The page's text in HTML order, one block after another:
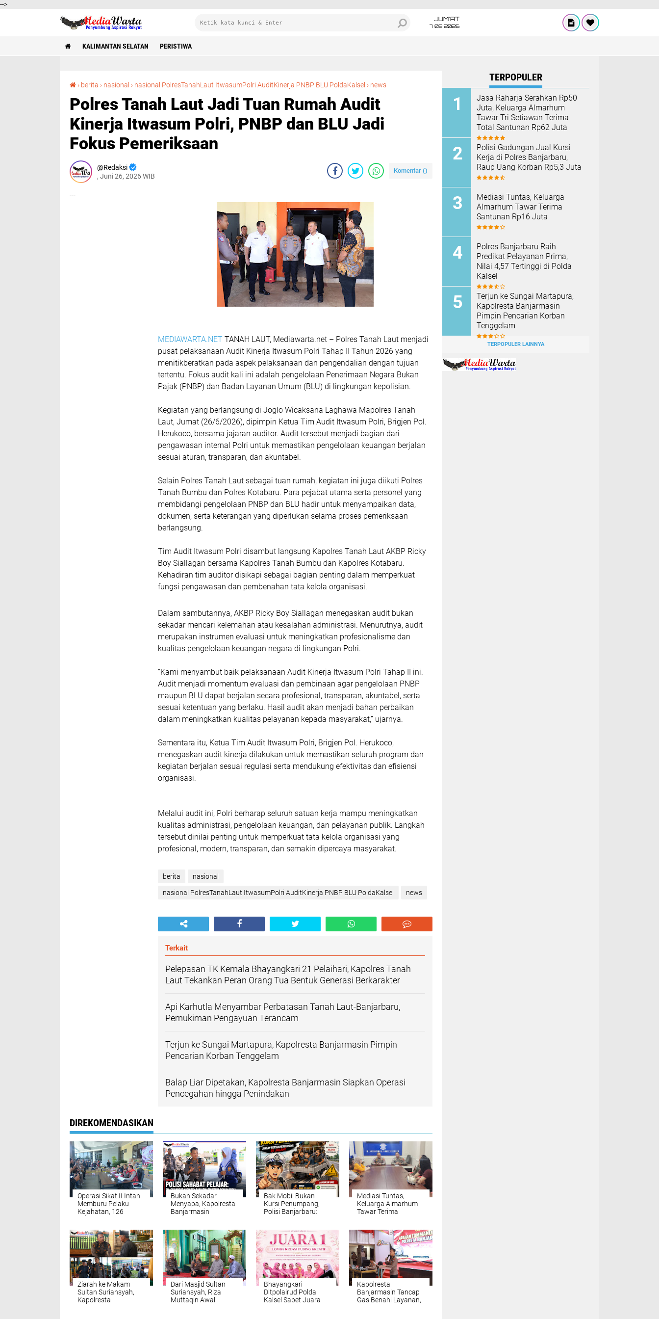
-->
JUM'AT
7 08 2026
KALIMANTAN SELATAN PERISTIWA
› berita › nasional › nasional PolresTanahLaut ItwasumPolri AuditKinerja PNBP BLU PoldaKalsel › news
Polres Tanah Laut Jadi Tuan Rumah Audit
Kinerja Itwasum Polri, PNBP dan BLU Jadi
Fokus Pemeriksaan
Redaksi
, Juni 26, 2026 WIB
Komentar ()
---
MEDIAWARTA.NET TANAH LAUT, Mediawarta.net – Polres Tanah Laut menjadi
pusat pelaksanaan Audit Kinerja Itwasum Polri Tahap II Tahun 2026 yang
menitikberatkan pada aspek pelaksanaan dan pengendalian dengan tujuan
tertentu. Fokus audit kali ini adalah pengelolaan Penerimaan Negara Bukan
Pajak (PNBP) dan Badan Layanan Umum (BLU) di lingkungan kepolisian.
Kegiatan yang berlangsung di Joglo Wicaksana Laghawa Mapolres Tanah
Laut, Jumat (26/6/2026), dipimpin Ketua Tim Audit Itwasum Polri, Brigjen Pol.
Herukoco, bersama jajaran auditor. Audit tersebut menjadi bagian dari
pengawasan internal Polri untuk memastikan pengelolaan keuangan berjalan
sesuai aturan, transparan, dan akuntabel.
Selain Polres Tanah Laut sebagai tuan rumah, kegiatan ini juga diikuti Polres
Tanah Bumbu dan Polres Kotabaru. Para pejabat utama serta personel yang
membidangi pengelolaan PNBP dan BLU hadir untuk menyampaikan data,
dokumen, serta keterangan yang diperlukan selama proses pemeriksaan
berlangsung.
Tim Audit Itwasum Polri disambut langsung Kapolres Tanah Laut AKBP Ricky
Boy Siallagan bersama Kapolres Tanah Bumbu dan Kapolres Kotabaru.
Kehadiran tim auditor disikapi sebagai bagian penting dalam memperkuat
fungsi pengawasan dan pembenahan tata kelola organisasi.
Dalam sambutannya, AKBP Ricky Boy Siallagan menegaskan audit bukan
sekadar mencari kelemahan atau kesalahan administrasi. Menurutnya, audit
merupakan instrumen evaluasi untuk meningkatkan profesionalisme dan
kualitas pengelolaan keuangan negara di lingkungan Polri.
“Kami menyambut baik pelaksanaan Audit Kinerja Itwasum Polri Tahap II ini.
Audit menjadi momentum evaluasi dan pembinaan agar pengelolaan PNBP
maupun BLU dapat berjalan secara profesional, transparan, akuntabel, serta
sesuai ketentuan yang berlaku. Hasil audit akan menjadi bahan perbaikan
dalam meningkatkan kualitas pelayanan kepada masyarakat,” ujarnya.
Sementara itu, Ketua Tim Audit Itwasum Polri, Brigjen Pol. Herukoco,
menegaskan audit kinerja dilakukan untuk memastikan seluruh program dan
kegiatan berjalan sesuai regulasi serta mendukung efektivitas dan efisiensi
organisasi.
Melalui audit ini, Polri berharap seluruh satuan kerja mampu meningkatkan
kualitas administrasi, pengelolaan keuangan, dan pelayanan publik. Langkah
tersebut dinilai penting untuk memperkuat tata kelola organisasi yang
profesional, modern, transparan, dan semakin dipercaya masyarakat.
berita nasional
nasional PolresTanahLaut ItwasumPolri AuditKinerja PNBP BLU PoldaKalsel news
Terkait
Pelepasan TK Kemala Bhayangkari 21 Pelaihari, Kapolres Tanah
Laut Tekankan Peran Orang Tua Bentuk Generasi Berkarakter
Api Karhutla Menyambar Perbatasan Tanah Laut-Banjarbaru,
Pemukiman Pengayuan Terancam
Terjun ke Sungai Martapura, Kapolresta Banjarmasin Pimpin
Pencarian Korban Tenggelam
Balap Liar Dipetakan, Kapolresta Banjarmasin Siapkan Operasi
Pencegahan hingga Penindakan
DIREKOMENDASIKAN
Operasi Sikat II Intan
Memburu Pelaku
Kejahatan, 126
Bukan Sekadar
Menyapa, Kapolresta
Banjarmasin
Bak Mobil Bukan
Kursi Penumpang,
Polisi Banjarbaru:
Mediasi Tuntas,
Keluarga Almarhum
Tawar Terima
Ziarah ke Makam
Sultan Suriansyah,
Kapolresta
Dari Masjid Sultan
Suriansyah, Riza
Muttaqin Awali
Bhayangkari
Ditpolairud Polda
Kalsel Sabet Juara
Kapolresta
Banjarmasin Tancap
Gas Benahi Layanan,
TERPOPULER
Jasa Raharja Serahkan Rp50
Juta, Keluarga Almarhum
Tawar Tri Setiawan Terima
Total Santunan Rp62 Juta
Polisi Gadungan Jual Kursi
Kerja di Polres Banjarbaru,
Raup Uang Korban Rp5,3 Juta
Mediasi Tuntas, Keluarga
Almarhum Tawar Terima
Santunan Rp16 Juta
Polres Banjarbaru Raih
Predikat Pelayanan Prima,
Nilai 4,57 Tertinggi di Polda
Kalsel
Terjun ke Sungai Martapura,
Kapolresta Banjarmasin
Pimpin Pencarian Korban
Tenggelam
TERPOPULER LAINNYA